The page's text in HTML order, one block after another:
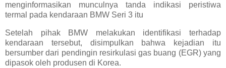
menginformasikan munculnya tanda indikasi peristiwa
termal pada kendaraan BMW Seri 3 itu
Setelah pihak BMW melakukan identifikasi terhadap
kendaraan tersebut, disimpulkan bahwa kejadian itu
bersumber dari pendingin resirkulasi gas buang (EGR) yang
dipasok oleh produsen di Korea.